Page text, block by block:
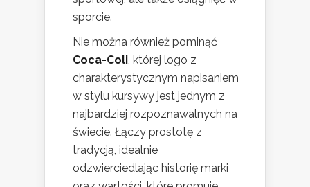
sporcie.
Nie można również pominąć
Coca-Coli , której logo z
charakterystycznym napisaniem
w stylu kursywy jest jednym z
najbardziej rozpoznawalnych na
świecie. Łączy prostotę z
tradycją, idealnie
odzwierciedlając historię marki